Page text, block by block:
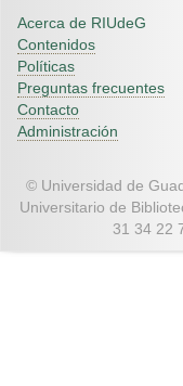
Acerca de RIUdeG
Contenidos
Políticas
Preguntas frecuentes
Contacto
Administración
© Universidad de
Universitario de
31 34 22